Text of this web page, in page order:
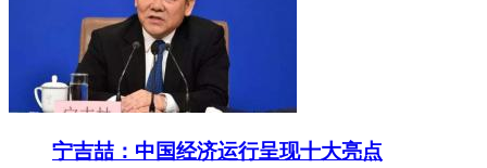
宁吉喆：中国经济运行呈现十大亮点